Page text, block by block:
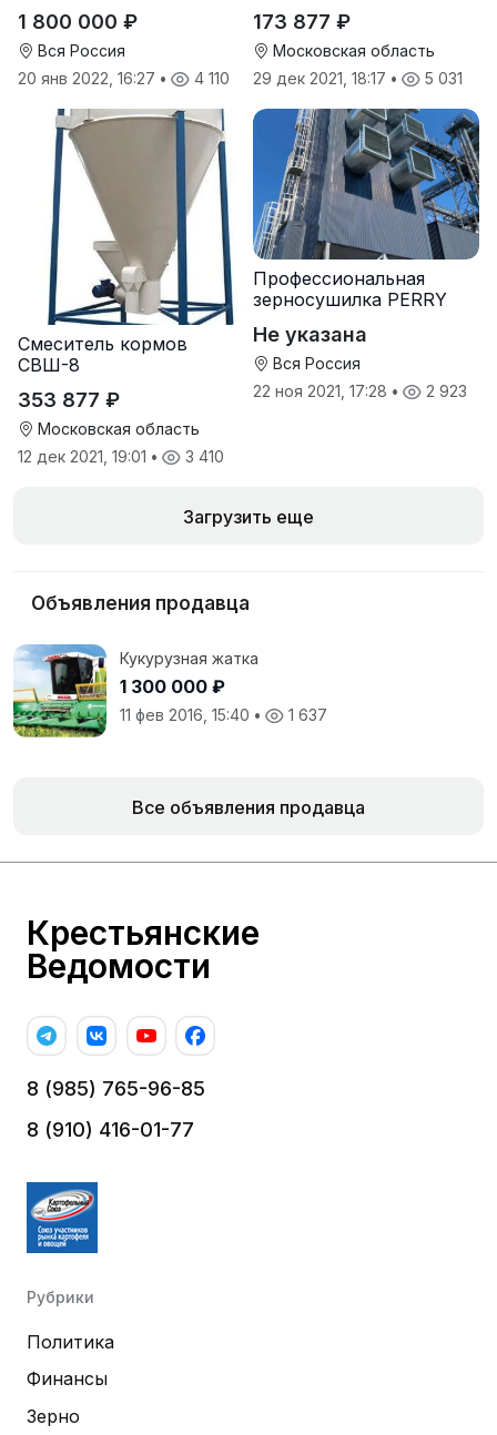
1 800 000 ₽
Вся Россия
20 янв 2022, 16:27 • 4 110
173 877 ₽
Московская область
29 дек 2021, 18:17 • 5 031
Смеситель кормов
СВШ-8
353 877 ₽
Московская область
12 дек 2021, 19:01 • 3 410
Профессиональная
зерносушилка PERRY
Не указана
Вся Россия
22 ноя 2021, 17:28 • 2 923
Загрузить еще
Объявления продавца
Кукурузная жатка
1 300 000 ₽
11 фев 2016, 15:40 • 1 637
Все объявления продавца
Крестьянские
Ведомости
8 (985) 765-96-85
8 (910) 416-01-77
Рубрики
Политика
Финансы
Зерно